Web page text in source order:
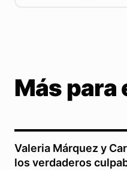
Más para
Valeria Márquez y
los verdaderos